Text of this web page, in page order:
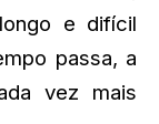
e difícil
passa, a
vez mais